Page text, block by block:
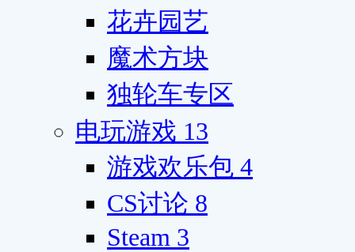
花卉园艺
魔术方块
独轮车专区
电玩游戏 13
游戏欢乐包 4
CS讨论 8
Steam 3